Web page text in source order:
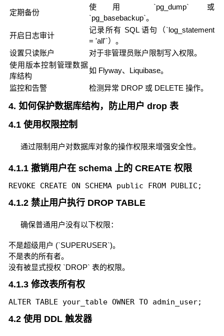
定期备份
使用 `pg_dump` 或
`pg_basebackup`。
开启日志审计
记录所有 SQL 语句（`log_statement
= 'all'`）。
设置只读账户
对于非管理员账户限制写入权限。
使用版本控制管理数据
库结构
如 Flyway、Liquibase。
监控和告警 检测异常 DROP 或 DELETE 操作。
4. 如何保护数据库结构，防止用户 drop 表
4.1 使用权限控制
通过限制用户对数据库对象的操作权限来增强安全性。
4.1.1 撤销用户在 schema 上的 CREATE 权限
4.1.2 禁止用户执行 DROP TABLE
确保普通用户没有以下权限：
不是超级用户 (`SUPERUSER`)。
不是表的所有者。
没有被显式授权 `DROP` 表的权限。
4.1.3 修改表所有权
4.2 使用 DDL 触发器